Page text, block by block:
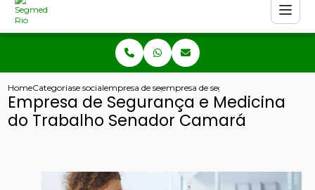
HomeCategoriase socialempresa de seguranca e medicina do trabalho
empresa de seguranca e medicina
Empresa de Segurança e Medicina
do Trabalho Senador Camará